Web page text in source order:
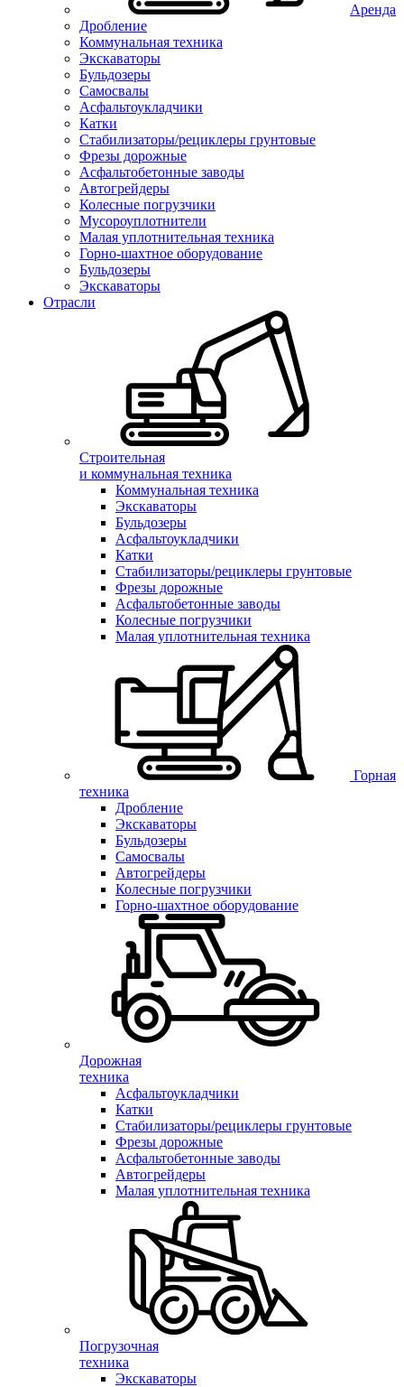
Аренда
Дробление
Коммунальная техника
Экскаваторы
Бульдозеры
Самосвалы
Асфальтоукладчики
Катки
Стабилизаторы/рециклеры грунтовые
Фрезы дорожные
Асфальтобетонные заводы
Автогрейдеры
Колесные погрузчики
Мусороуплотнители
Малая уплотнительная техника
Горно-шахтное оборудование
Бульдозеры
Экскаваторы
Отрасли
Строительная
и коммунальная техника
Коммунальная техника
Экскаваторы
Бульдозеры
Асфальтоукладчики
Катки
Стабилизаторы/рециклеры грунтовые
Фрезы дорожные
Асфальтобетонные заводы
Колесные погрузчики
Малая уплотнительная техника
Горная
техника
Дробление
Экскаваторы
Бульдозеры
Самосвалы
Автогрейдеры
Колесные погрузчики
Горно-шахтное оборудование
Дорожная
техника
Асфальтоукладчики
Катки
Стабилизаторы/рециклеры грунтовые
Фрезы дорожные
Асфальтобетонные заводы
Автогрейдеры
Малая уплотнительная техника
Погрузочная
техника
Экскаваторы